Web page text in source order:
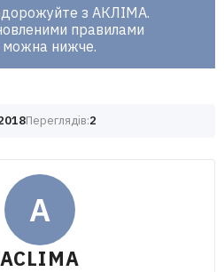
з АКЛІМА.
правилами
можна нижче.
Переглядів:2
A
ACLIMA